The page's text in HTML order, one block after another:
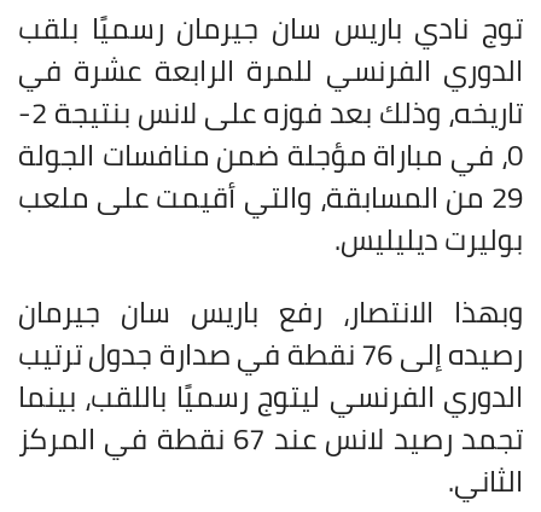
توج نادي باريس سان جيرمان رسميًا بلقب
الدوري الفرنسي للمرة الرابعة عشرة في
تاريخه، وذلك بعد فوزه على لانس بنتيجة 2-
0، في مباراة مؤجلة ضمن منافسات الجولة
29 من المسابقة، والتي أقيمت على ملعب
بوليرت ديليليس.
وبهذا الانتصار، رفع باريس سان جيرمان
رصيده إلى 76 نقطة في صدارة جدول ترتيب
الدوري الفرنسي ليتوج رسميًا باللقب، بينما
تجمد رصيد لانس عند 67 نقطة في المركز
الثاني.